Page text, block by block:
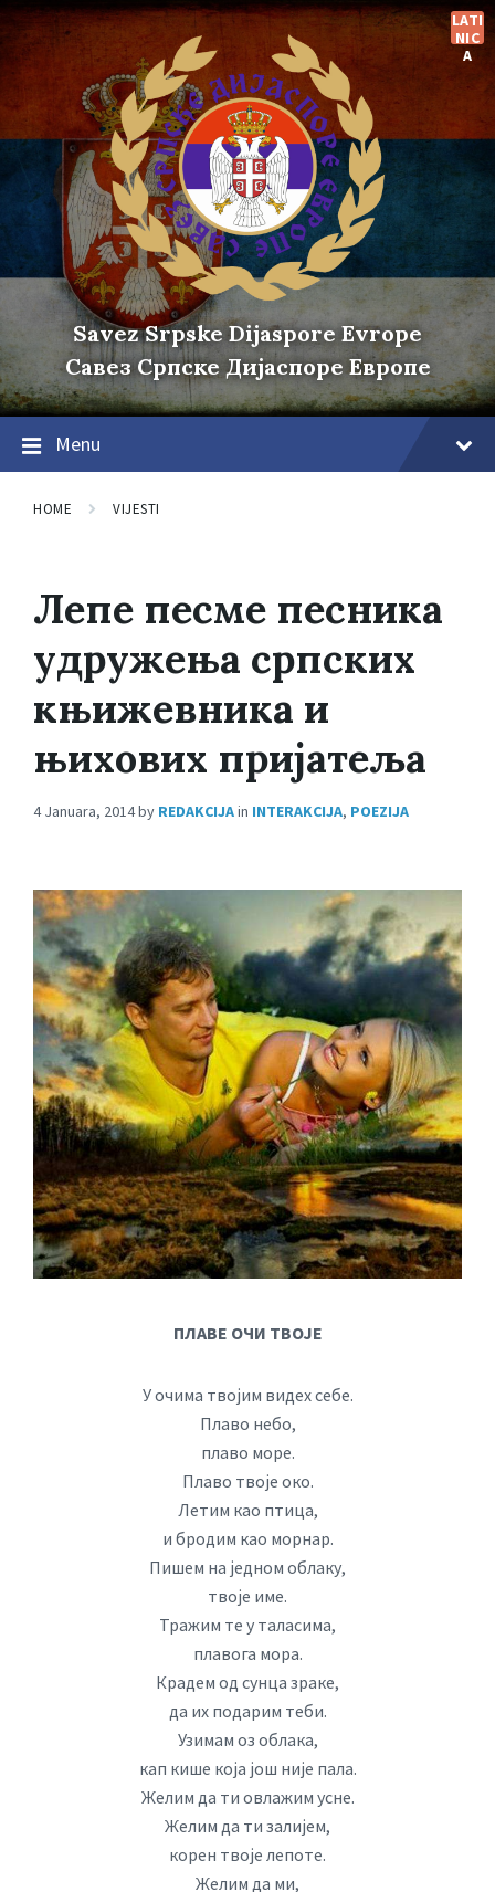
Skip
to
content
Skip
to
main
navigation
Skip
to
footer
LATI
NIC
A
Savez Srpske Dijaspore Evrope
Савез Српске Дијаспоре Европе
Menu
HOME VIJESTI
Лепе песме песника
удружења српских
књижевника и
њихових пријатеља
4 Januara, 2014by REDAKCIJAin INTERAKCIJA, POEZIJA
ПЛАВЕ ОЧИ ТВОЈЕ
У очима твојим видех себе.
Плаво небо,
плаво море.
Плаво твоје око.
Летим као птица,
и бродим као морнар.
Пишем на једном облаку,
твоје име.
Тражим те у таласима,
плавога мора.
Крадем од сунца зраке,
да их подарим теби.
Узимам оз облака,
кап кише која још није пала.
Желим да ти овлажим усне.
Желим да ти залијем,
корен твоје лепоте.
Желим да ми,